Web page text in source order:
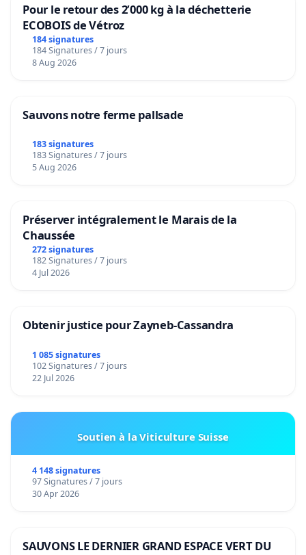
Pour le retour des 2’000 kg à la déchetterie
ECOBOIS de Vétroz
184 signatures
184 Signatures / 7 jours
8 Aug 2026
Sauvons notre ferme pallsade
183 signatures
183 Signatures / 7 jours
5 Aug 2026
Préserver intégralement le Marais de la
Chaussée
272 signatures
182 Signatures / 7 jours
4 Jul 2026
Obtenir justice pour Zayneb-Cassandra
1 085 signatures
102 Signatures / 7 jours
22 Jul 2026
Soutien à la Viticulture Suisse
4 148 signatures
97 Signatures / 7 jours
30 Apr 2026
SAUVONS LE DERNIER GRAND ESPACE VERT DU